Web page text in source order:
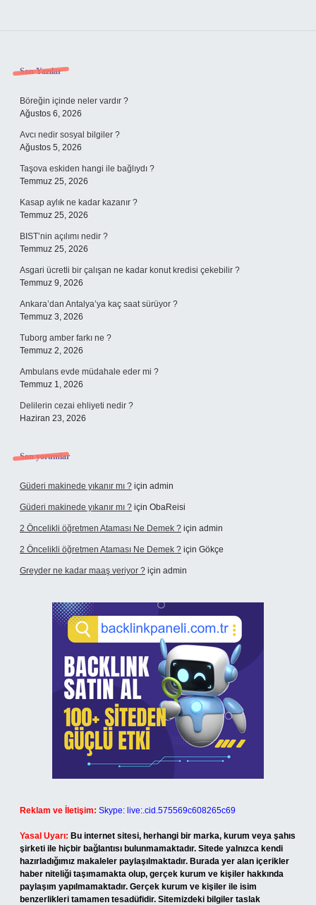
Sidebar
Son Yazılar
Böreğin içinde neler vardır ?
Ağustos 6, 2026
Avcı nedir sosyal bilgiler ?
Ağustos 5, 2026
Taşova eskiden hangi ile bağlıydı ?
Temmuz 25, 2026
Kasap aylık ne kadar kazanır ?
Temmuz 25, 2026
BIST’nin açılımı nedir ?
Temmuz 25, 2026
Asgari ücretli bir çalışan ne kadar konut kredisi çekebilir ?
Temmuz 9, 2026
Ankara’dan Antalya’ya kaç saat sürüyor ?
Temmuz 3, 2026
Tuborg amber farkı ne ?
Temmuz 2, 2026
Ambulans evde müdahale eder mi ?
Temmuz 1, 2026
Delilerin cezai ehliyeti nedir ?
Haziran 23, 2026
Son yorumlar
Güderi makinede yıkanır mı ? için admin
Güderi makinede yıkanır mı ? için ObaReisi
2 Öncelikli öğretmen Ataması Ne Demek ? için admin
2 Öncelikli öğretmen Ataması Ne Demek ? için Gökçe
Greyder ne kadar maaş veriyor ? için admin
Reklam ve İletişim: Skype: live:.cid.575569c608265c69
Yasal Uyarı: Bu internet sitesi, herhangi bir marka, kurum veya şahıs
şirketi ile hiçbir bağlantısı bulunmamaktadır. Sitede yalnızca kendi
hazırladığımız makaleler paylaşılmaktadır. Burada yer alan içerikler
haber niteliği taşımamakta olup, gerçek kurum ve kişiler hakkında
paylaşım yapılmamaktadır. Gerçek kurum ve kişiler ile isim
benzerlikleri tamamen tesadüfidir. Sitemizdeki bilgiler taslak